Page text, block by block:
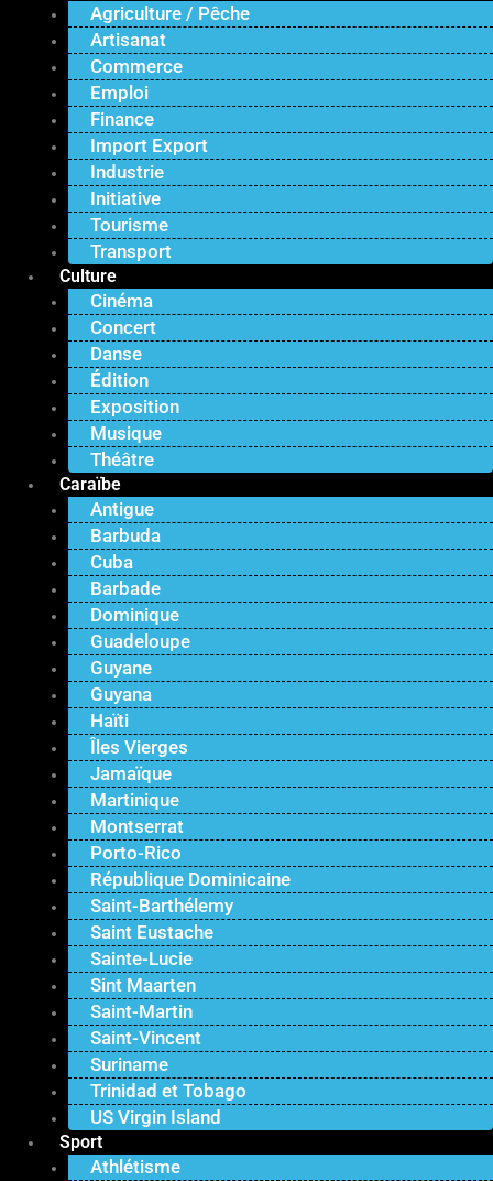
Agriculture / Pêche
Artisanat
Commerce
Emploi
Finance
Import Export
Industrie
Initiative
Tourisme
Transport
Culture
Cinéma
Concert
Danse
Édition
Exposition
Musique
Théâtre
Caraïbe
Antigue
Barbuda
Cuba
Barbade
Dominique
Guadeloupe
Guyane
Guyana
Haïti
Îles Vierges
Jamaïque
Martinique
Montserrat
Porto-Rico
République Dominicaine
Saint-Barthélemy
Saint Eustache
Sainte-Lucie
Sint Maarten
Saint-Martin
Saint-Vincent
Suriname
Trinidad et Tobago
US Virgin Island
Sport
Athlétisme